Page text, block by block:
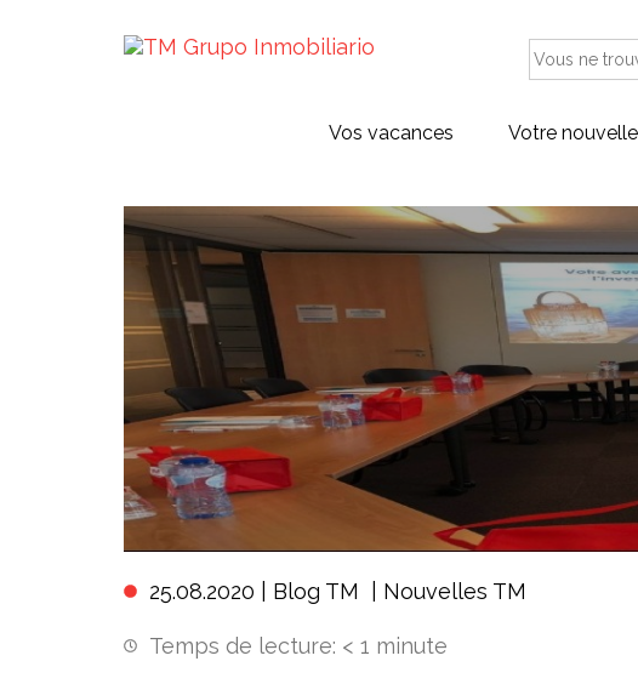
Vos vacances Votre
25.08.2020 | Blog TM Nouvelles TM
Temps de lecture: < 1 minute